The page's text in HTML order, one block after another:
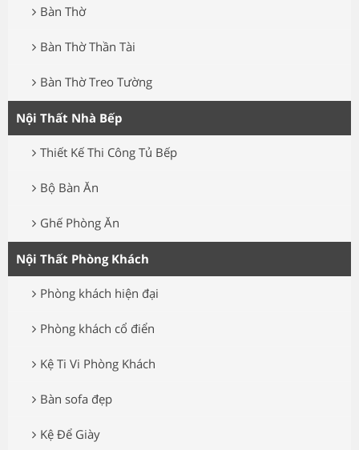
Bàn Thờ
Bàn Thờ Thần Tài
Bàn Thờ Treo Tường
Nội Thất Nhà Bếp
Thiết Kế Thi Công Tủ Bếp
Bộ Bàn Ăn
Ghế Phòng Ăn
Nội Thất Phòng Khách
Phòng khách hiện đại
Phòng khách cổ điển
Kệ Ti Vi Phòng Khách
Bàn sofa đẹp
Kệ Để Giày